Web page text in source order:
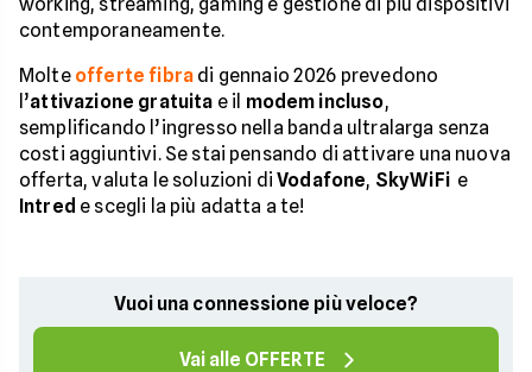
contemporaneamente.
Molte offerte fibra di gennaio 2026 prevedono
l’attivazione gratuita e il modem incluso,
semplificando l’ingresso nella banda ultralarga senza
costi aggiuntivi. Se stai pensando di attivare una nuova
offerta, valuta le soluzioni diVodafone, SkyWiFie
Intred e scegli la più adatta a te!
Vuoi una connessione più veloce?
Vai alle OFFERTE